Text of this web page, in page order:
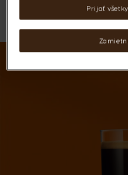
Prijať